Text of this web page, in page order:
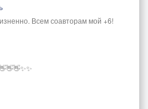
Всем соавторам мой +6!